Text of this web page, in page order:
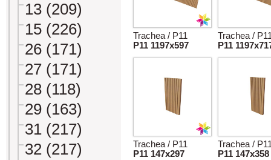
13 (209)
15 (226)
26 (171)
27 (171)
28 (118)
29 (163)
31 (217)
32 (217)
Trachea / P11
P11 1197x597
Trachea /
P11
Trachea / P11
P11 147x297
Trachea /
P11 147x358